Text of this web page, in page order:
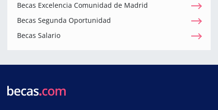
Becas Excelencia Comunidad de Madrid
Becas Segunda Oportunidad
Becas Salario